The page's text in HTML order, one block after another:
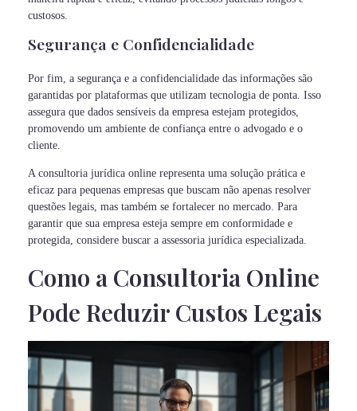
custosos.
Segurança e Confidencialidade
Por fim, a segurança e a confidencialidade das informações são
garantidas por plataformas que utilizam tecnologia de ponta. Isso
assegura que dados sensíveis da empresa estejam protegidos,
promovendo um ambiente de confiança entre o advogado e o
cliente.
A consultoria jurídica online representa uma solução prática e
eficaz para pequenas empresas que buscam não apenas resolver
questões legais, mas também se fortalecer no mercado. Para
garantir que sua empresa esteja sempre em conformidade e
protegida, considere buscar a assessoria jurídica especializada.
Como a Consultoria Online
Pode Reduzir Custos Legais